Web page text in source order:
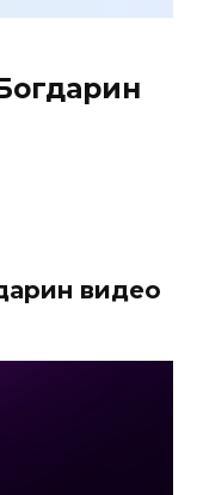
видео